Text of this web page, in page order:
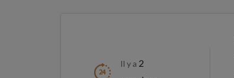
Il y a 2